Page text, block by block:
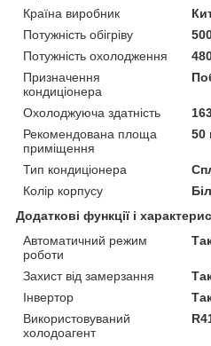
Країна виробник
Потужність обігріву
Потужність охолодження
Призначення
кондиціонера
Охолоджуюча здатність
Рекомендована площа
приміщення
50
Тип кондиціонера
Колір корпусу
Додаткові функції і
Автоматичний режим
роботи
Захист від замерзання
Інвертор
Використовуваний
холодоагент